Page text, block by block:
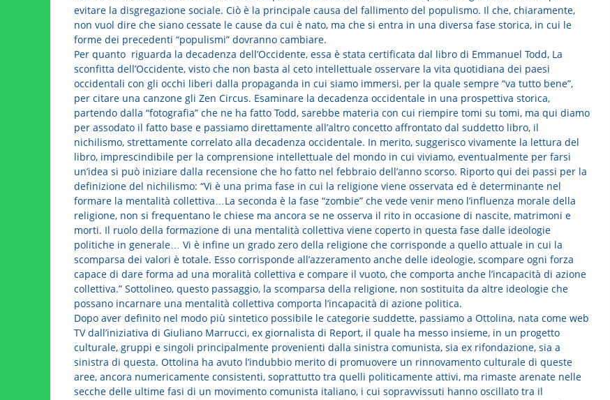
evitare la disgregazione sociale. Ciò è la principale causa del fallimento del populismo. Il che, chiaramente,
non vuol dire che siano cessate le cause da cui è nato, ma che si entra in una diversa fase storica, in cui le
forme dei precedenti “populismi” dovranno cambiare.
Per quanto riguarda la decadenza dell’Occidente, essa è stata certificata dal libro di Emmanuel Todd, La
sconfitta dell’Occidente, visto che non basta al ceto intellettuale osservare la vita quotidiana dei paesi
occidentali con gli occhi liberi dalla propaganda in cui siamo immersi, per la quale sempre “va tutto bene”,
per citare una canzone gli Zen Circus. Esaminare la decadenza occidentale in una prospettiva storica,
partendo dalla “fotografia” che ne ha fatto Todd, sarebbe materia con cui riempire tomi su tomi, ma qui diamo
per assodato il fatto base e passiamo direttamente all’altro concetto affrontato dal suddetto libro, il
nichilismo, strettamente correlato alla decadenza occidentale. In merito, suggerisco vivamente la lettura del
libro, imprescindibile per la comprensione intellettuale del mondo in cui viviamo, eventualmente per farsi
un’idea si può iniziare dalla recensione che ho fatto nel febbraio dell’anno scorso. Riporto qui dei passi per la
definizione del nichilismo: “Vi è una prima fase in cui la religione viene osservata ed è determinante nel
formare la mentalità collettiva…La seconda è la fase “zombie” che vede venir meno l’influenza morale della
religione, non si frequentano le chiese ma ancora se ne osserva il rito in occasione di nascite, matrimoni e
morti. Il ruolo della formazione di una mentalità collettiva viene coperto in questa fase dalle ideologie
politiche in generale… Vi è infine un grado zero della religione che corrisponde a quello attuale in cui la
scomparsa dei valori è totale. Esso corrisponde all’azzeramento anche delle ideologie, scompare ogni forza
capace di dare forma ad una moralità collettiva e compare il vuoto, che comporta anche l’incapacità di azione
collettiva.” Sottolineo, questo passaggio, la scomparsa della religione, non sostituita da altre ideologie che
possano incarnare una mentalità collettiva comporta l’incapacità di azione politica.
Dopo aver definito nel modo più sintetico possibile le categorie suddette, passiamo a Ottolina, nata come web
TV dall’iniziativa di Giuliano Marrucci, ex giornalista di Report, il quale ha messo insieme, in un progetto
culturale, gruppi e singoli principalmente provenienti dalla sinistra comunista, sia ex rifondazione, sia a
sinistra di questa. Ottolina ha avuto l’indubbio merito di promuovere un rinnovamento culturale di queste
aree, ancora numericamente consistenti, soprattutto tra quelli politicamente attivi, ma rimaste arenate nelle
secche delle ultime fasi di un movimento comunista italiano, i cui sopravvissuti hanno oscillato tra il